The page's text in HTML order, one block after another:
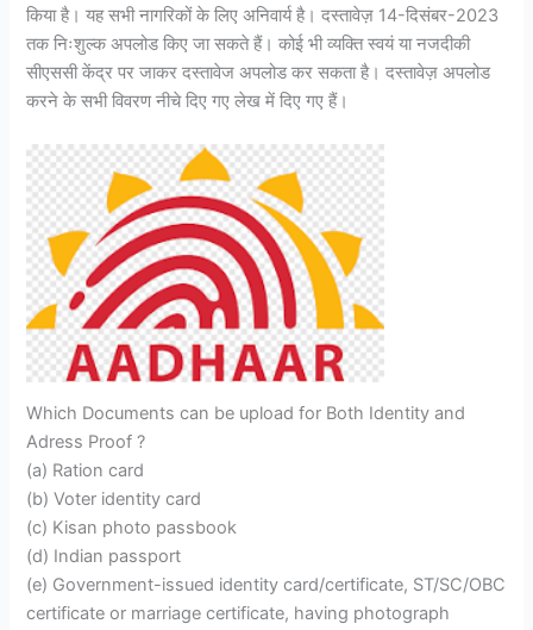
किया है। यह सभी नागरिकों के लिए अनिवार्य है। दस्तावेज़ 14-दिसंबर-2023
तक निःशुल्क अपलोड किए जा सकते हैं। कोई भी व्यक्ति स्वयं या नजदीकी
सीएससी केंद्र पर जाकर दस्तावेज अपलोड कर सकता है। दस्तावेज़ अपलोड
करने के सभी विवरण नीचे दिए गए लेख में दिए गए हैं।
Which Documents can be upload for Both Identity and
Adress Proof ?
(a) Ration card
(b) Voter identity card
(c) Kisan photo passbook
(d) Indian passport
(e) Government-issued identity card/certificate, ST/SC/OBC
certificate or marriage certificate, having photograph